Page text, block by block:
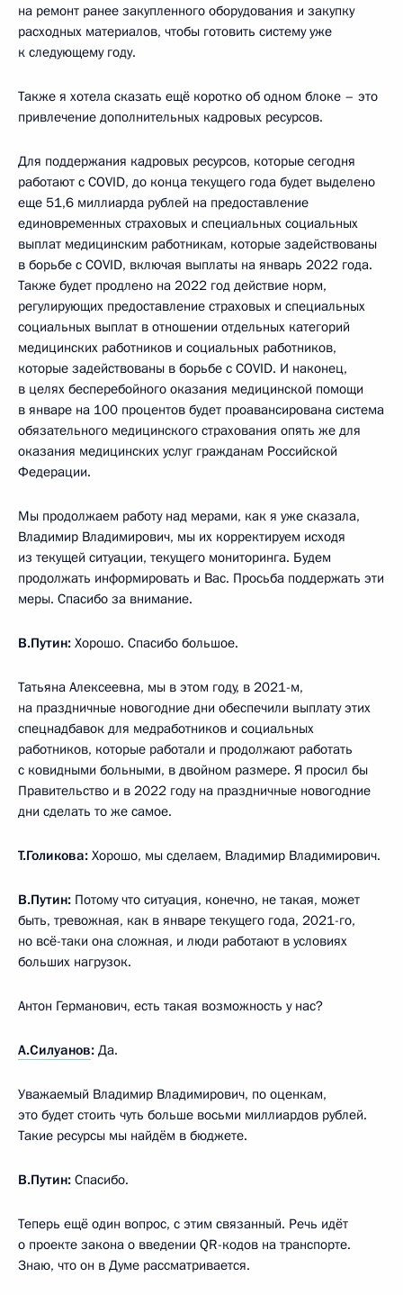
на ремонт ранее закупленного оборудования и закупку
расходных материалов, чтобы готовить систему уже
к следующему году.
Также я хотела сказать ещё коротко об одном блоке – это
привлечение дополнительных кадровых ресурсов.
Для поддержания кадровых ресурсов, которые сегодня
работают с COVID, до конца текущего года будет выделено
еще 51,6 миллиарда рублей на предоставление
единовременных страховых и специальных социальных
выплат медицинским работникам, которые задействованы
в борьбе с COVID, включая выплаты на январь 2022 года.
Также будет продлено на 2022 год действие норм,
регулирующих предоставление страховых и специальных
социальных выплат в отношении отдельных категорий
медицинских работников и социальных работников,
которые задействованы в борьбе с COVID. И наконец,
в целях бесперебойного оказания медицинской помощи
в январе на 100 процентов будет проавансирована система
обязательного медицинского страхования опять же для
оказания медицинских услуг гражданам Российской
Федерации.
Мы продолжаем работу над мерами, как я уже сказала,
Владимир Владимирович, мы их корректируем исходя
из текущей ситуации, текущего мониторинга. Будем
продолжать информировать и Вас. Просьба поддержать эти
меры. Спасибо за внимание.
В.Путин: Хорошо. Спасибо большое.
Татьяна Алексеевна, мы в этом году, в 2021-м,
на праздничные новогодние дни обеспечили выплату этих
спецнадбавок для медработников и социальных
работников, которые работали и продолжают работать
с ковидными больными, в двойном размере. Я просил бы
Правительство и в 2022 году на праздничные новогодние
дни сделать то же самое.
Т.Голикова: Хорошо, мы сделаем, Владимир Владимирович.
В.Путин: Потому что ситуация, конечно, не такая, может
быть, тревожная, как в январе текущего года, 2021-го,
но всё-таки она сложная, и люди работают в условиях
больших нагрузок.
Антон Германович, есть такая возможность у нас?
А.Силуанов: Да.
Уважаемый Владимир Владимирович, по оценкам,
это будет стоить чуть больше восьми миллиардов рублей.
Такие ресурсы мы найдём в бюджете.
В.Путин: Спасибо.
Теперь ещё один вопрос, с этим связанный. Речь идёт
о проекте закона о введении QR-кодов на транспорте.
Знаю, что он в Думе рассматривается.